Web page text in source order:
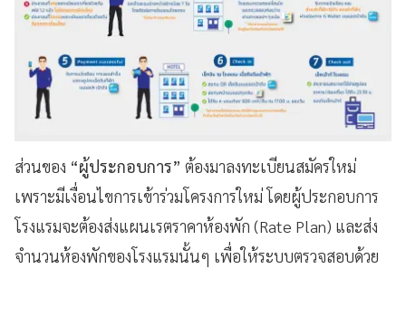
ส่วนของ “ผู้ประกอบการ” ต้องมาลงทะเบียนสมัครใหม่
เพราะมีเงื่อนไขการเข้าร่วมโครงการใหม่ โดยผู้ประกอบการ
โรงแรมจะต้องส่งแผนเรตราคาห้องพัก (Rate Plan) และส่ง
จำนวนห้องพักของโรงแรมนั้นๆ เพื่อให้ระบบตรวจสอบด้วย